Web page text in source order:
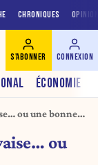
CHRONIQUES
ÉCONOMIE
S'ABONNER CONNEXION
ou une bonne
ou